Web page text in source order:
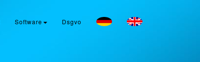
Software Dsgvo